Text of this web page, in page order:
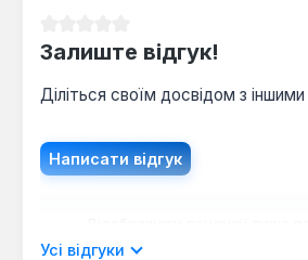
Залиште відгук!
Діліться своїм досвідом з
Написати відгук
мовою.
Усі відгуки